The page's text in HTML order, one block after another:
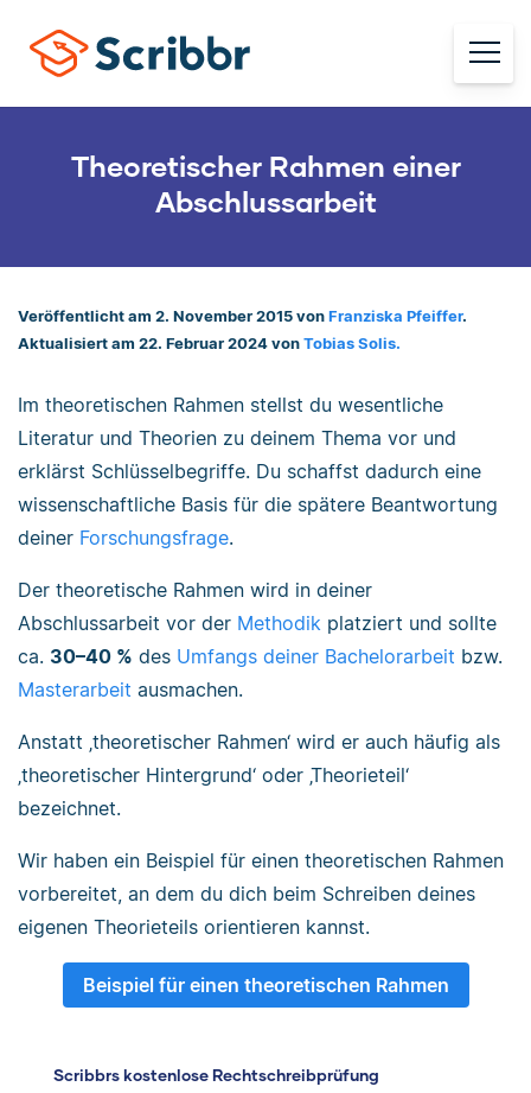
Theoretischer Rahmen einer
Abschlussarbeit
Veröffentlicht am 2. November 2015 von Franziska Pfeiffer.
Aktualisiert am 22. Februar 2024 von Tobias Solis.
Im theoretischen Rahmen stellst du wesentliche
Literatur und Theorien zu deinem Thema vor und
erklärst Schlüsselbegriffe. Du schaffst dadurch eine
wissenschaftliche Basis für die spätere Beantwortung
deiner Forschungsfrage.
Der theoretische Rahmen wird in deiner
Abschlussarbeit vor der Methodik platziert und sollte
ca. 30–40 % des Umfangs deiner Bachelorarbeit bzw.
Masterarbeit ausmachen.
Anstatt ‚theoretischer Rahmen‘ wird er auch häufig als
‚theoretischer Hintergrund‘ oder ‚Theorieteil‘
bezeichnet.
Wir haben ein Beispiel für einen theoretischen Rahmen
vorbereitet, an dem du dich beim Schreiben deines
eigenen Theorieteils orientieren kannst.
Beispiel für einen theoretischen Rahmen
Scribbrs kostenlose Rechtschreibprüfung